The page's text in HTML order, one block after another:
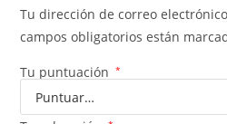
Tu dirección de correo
campos obligatorios están
Tu puntuación *